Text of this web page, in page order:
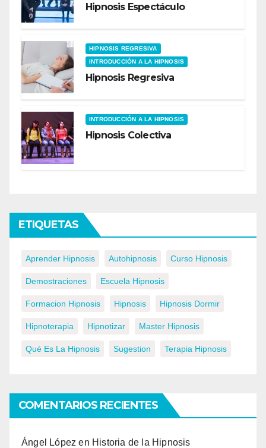
Hipnosis Espectáculo
HIPNOSIS REGRESIVA
INTRODUCCIÓN A LA HIPNOSIS
Hipnosis Regresiva
INTRODUCCIÓN A LA HIPNOSIS
Hipnosis Colectiva
ETIQUETAS
Aprender Hipnosis Autohipnosis Curso Hipnosis
Demostraciones Escuela Hipnosis
Formacion Hipnosis Hipnosis Hipnosis Dormir
Hipnoterapia Hipnotizar Master Hipnosis
Qué Es La Hipnosis Sugestion Terapia Hipnosis
COMENTARIOS RECIENTES
Ángel López en Historia de la Hipnosis